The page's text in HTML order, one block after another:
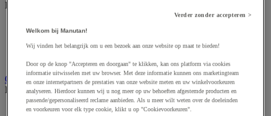
Bekijk de hele productgroep
Laboratoriumkast
Laboratoriumladekast
Opstapkruk, trap en ladder
Bekijk de hele productgroep
Ladder
Verder zonder accepteren >
Welkom bij Manutan!
Wij vinden het belangrijk om u een bezoek aan onze website op maat te bieden!
Door op de knop "Accepteren en doorgaan" te klikken, kan ons platform via cookies
informatie uitwisselen met uw browser. Met deze informatie kunnen ons marketingteam
en onze internetpartners de prestaties van onze website meten en uw winkelvoorkeuren
analyseren. Hierdoor kunnen wij u nog meer op uw behoeften afgestemde producten en
passende/gepersonaliseerd reclame aanbieden. Als u meer wilt weten over de doeleinden
en voorkeuren voor elk type cookie, klikt u op "Cookievoorkeuren".